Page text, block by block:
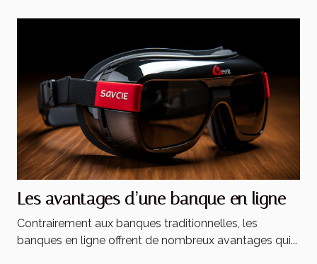
Les avantages d’une banque en ligne
Contrairement aux banques traditionnelles, les
banques en ligne offrent de nombreux avantages qui...